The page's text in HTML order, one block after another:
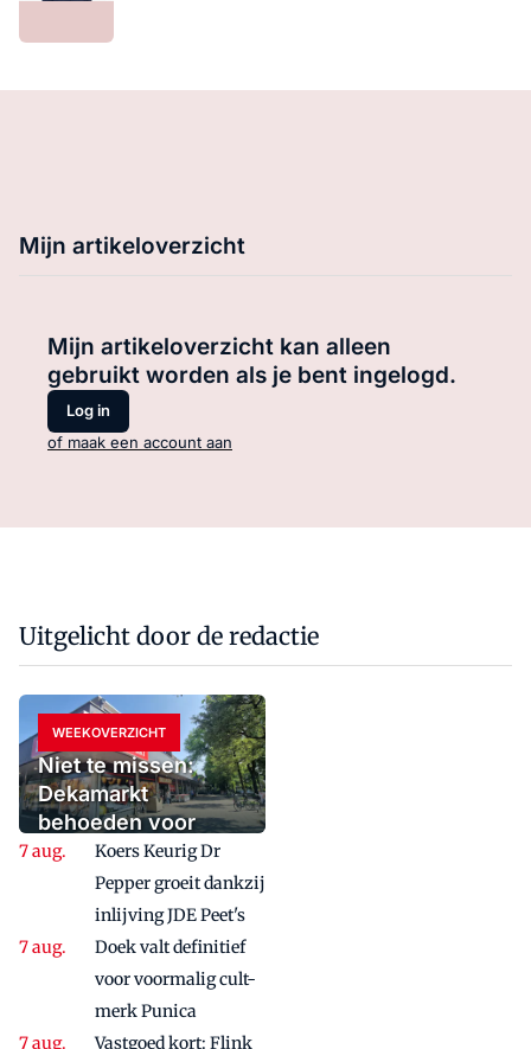
Mijn artikeloverzicht
Mijn artikeloverzicht kan alleen
gebruikt worden als je bent ingelogd.
Log in
of maak een account aan
Uitgelicht door de redactie
WEEKOVERZICHT
Niet te missen:
Dekamarkt
behoeden voor
fatale spagaat en de
generatiekloof
Koers Keurig Dr
Pepper groeit dankzij
inlijving JDE Peet's
Doek valt definitief
voor voormalig cult-
merk Punica
Vastgoed kort: Flink